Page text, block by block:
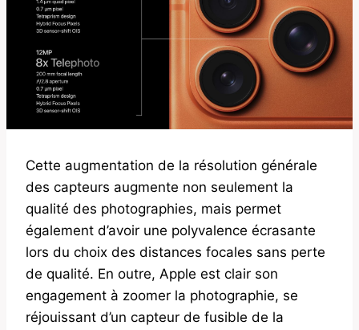
Cette augmentation de la résolution générale
des capteurs augmente non seulement la
qualité des photographies, mais permet
également d’avoir une polyvalence écrasante
lors du choix des distances focales sans perte
de qualité. En outre, Apple est clair son
engagement à zoomer la photographie, se
réjouissant d’un capteur de fusible de la